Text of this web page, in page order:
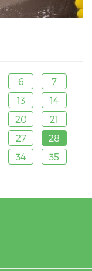
6
7
13
14
20
21
27
28
34
35